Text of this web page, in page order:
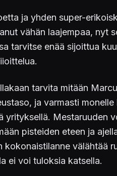
ja yhden super-
vähän laajempaa, nyt
tarvitse enää sijoittua
tarvita mitään
ja varmasti monelle
yrityksellä. Mestaruuden
pisteiden eteen ja
välähtää
ei voi tuloksia katsella.